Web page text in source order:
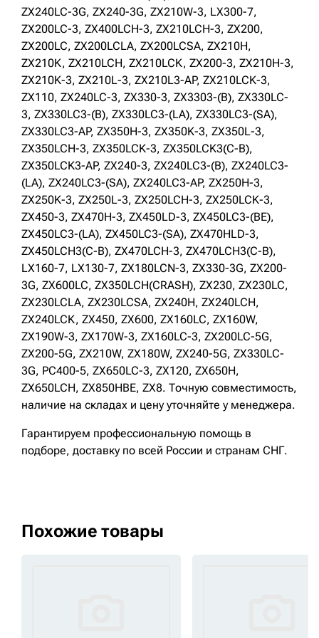
ZX240LC-3G, ZX240-3G, ZX210W-3, LX300-7,
ZX200LC-3, ZX400LCH-3, ZX210LCH-3, ZX200,
ZX200LC, ZX200LCLA, ZX200LCSA, ZX210H,
ZX210K, ZX210LCH, ZX210LCK, ZX200-3, ZX210H-3,
ZX210K-3, ZX210L-3, ZX210L3-AP, ZX210LCK-3,
ZX110, ZX240LC-3, ZX330-3, ZX3303-(B), ZX330LC-
3, ZX330LC3-(B), ZX330LC3-(LA), ZX330LC3-(SA),
ZX330LC3-AP, ZX350H-3, ZX350K-3, ZX350L-3,
ZX350LCH-3, ZX350LCK-3, ZX350LCK3(C-B),
ZX350LCK3-AP, ZX240-3, ZX240LC3-(B), ZX240LC3-
(LA), ZX240LC3-(SA), ZX240LC3-AP, ZX250H-3,
ZX250K-3, ZX250L-3, ZX250LCH-3, ZX250LCK-3,
ZX450-3, ZX470H-3, ZX450LD-3, ZX450LC3-(BE),
ZX450LC3-(LA), ZX450LC3-(SA), ZX470HLD-3,
ZX450LCH3(C-B), ZX470LCH-3, ZX470LCH3(C-B),
LX160-7, LX130-7, ZX180LCN-3, ZX330-3G, ZX200-
3G, ZX600LC, ZX350LCH(CRASH), ZX230, ZX230LC,
ZX230LCLA, ZX230LCSA, ZX240H, ZX240LCH,
ZX240LCK, ZX450, ZX600, ZX160LC, ZX160W,
ZX190W-3, ZX170W-3, ZX160LC-3, ZX200LC-5G,
ZX200-5G, ZX210W, ZX180W, ZX240-5G, ZX330LC-
3G, PC400-5, ZX650LC-3, ZX120, ZX650H,
ZX650LCH, ZX850HBE, ZX8. Точную совместимость,
наличие на складах и цену уточняйте у менеджера.
Гарантируем профессиональную помощь в
подборе, доставку по всей России и странам СНГ.
Похожие товары